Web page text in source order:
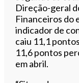
Direção-geral
Financeiros do
indicador de
caiu 11,1
11,6 pontos
em abril.